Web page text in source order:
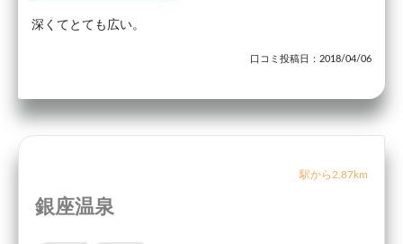
深くてとても広い。
口コミ投稿日：2018/04/06
駅から2.87km
銀座温泉